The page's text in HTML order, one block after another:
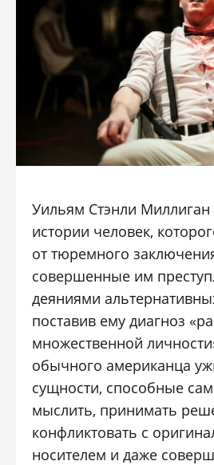
Уильям Стэнли
истории человек,
от тюремного
совершенные им
деяниями
поставив ему диагноз
множественной
обычного американца
сущности, способные
мыслить, принимать
конфликтовать с
носителем и даже